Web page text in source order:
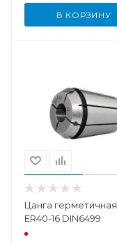
В КОРЗИНУ
Цанга герметичная
ER40-16 DIN6499